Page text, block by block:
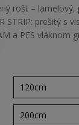
rošt – lamelový,
STRIP: prešitý s
a PES vláknom